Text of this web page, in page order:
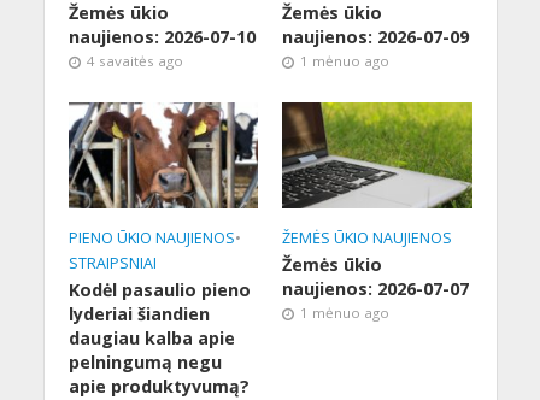
Žemės ūkio
naujienos: 2026-07-10
4 savaitės ago
Žemės ūkio
naujienos: 2026-07-09
1 mėnuo ago
PIENO ŪKIO NAUJIENOS•
STRAIPSNIAI
Kodėl pasaulio pieno
lyderiai šiandien
daugiau kalba apie
pelningumą negu
apie produktyvumą?
ŽEMĖS ŪKIO NAUJIENOS
Žemės ūkio
naujienos: 2026-07-07
1 mėnuo ago